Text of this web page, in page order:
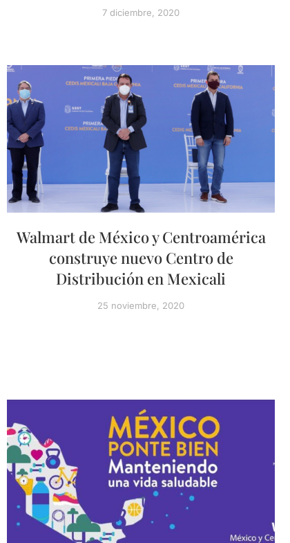
7 diciembre, 2020
Walmart de México y Centroamérica
construye nuevo Centro de
Distribución en Mexicali
25 noviembre, 2020